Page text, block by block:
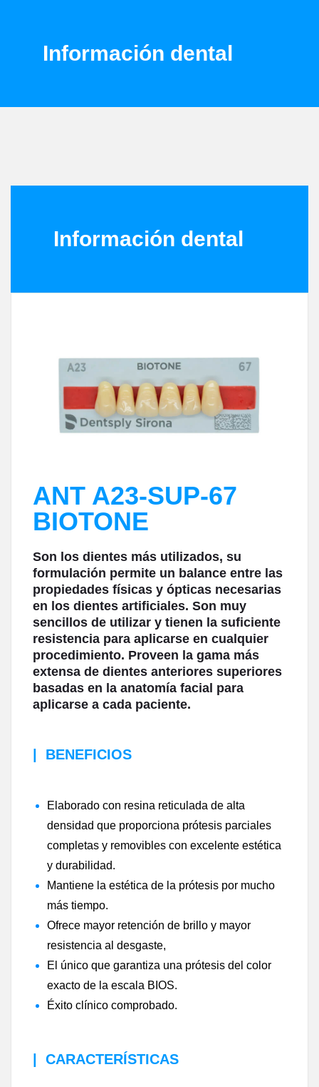
Información dental
Información dental
ANT A23-SUP-67
BIOTONE
Son los dientes más utilizados, su
formulación permite un balance entre las
propiedades físicas y ópticas necesarias
en los dientes artificiales. Son muy
sencillos de utilizar y tienen la suficiente
resistencia para aplicarse en cualquier
procedimiento. Proveen la gama más
extensa de dientes anteriores superiores
basadas en la anatomía facial para
aplicarse a cada paciente.
BENEFICIOS
Elaborado con resina reticulada de alta
densidad que proporciona prótesis parciales
completas y removibles con excelente estética
y durabilidad.
Mantiene la estética de la prótesis por mucho
más tiempo.
Ofrece mayor retención de brillo y mayor
resistencia al desgaste,
El único que garantiza una prótesis del color
exacto de la escala BIOS.
Éxito clínico comprobado.
CARACTERÍSTICAS